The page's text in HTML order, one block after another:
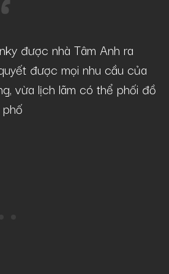
được nhà Tâm Anh ra
được mọi nhu cầu của
vừa lịch lãm có thể phối đồ